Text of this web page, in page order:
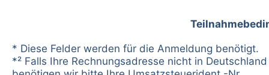
* Diese Felder werden für die Anmeldung benötigt.
*² Falls Ihre Rechnungsadresse nicht in